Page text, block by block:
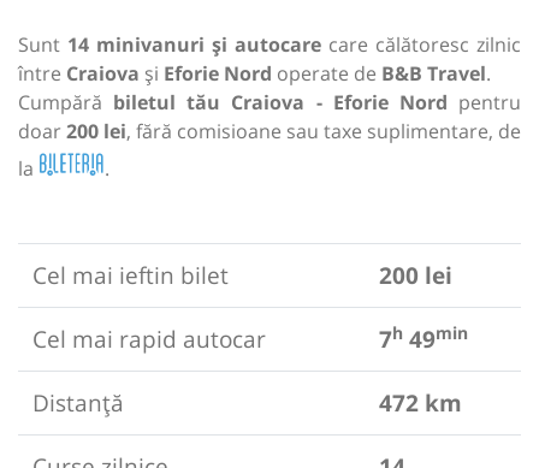
Sunt 14 minivanuri și autocare care călătoresc zilnic
între Craiova și Eforie Nord operate de B&B Travel.
Cumpără biletul tău Craiova - Eforie Nord pentru
doar200 lei, fără comisioane sau taxe suplimentare, de
la
.
Cel mai ieftin bilet
200 lei
Cel mai rapid autocar
7h 49min
Distanță
472 km